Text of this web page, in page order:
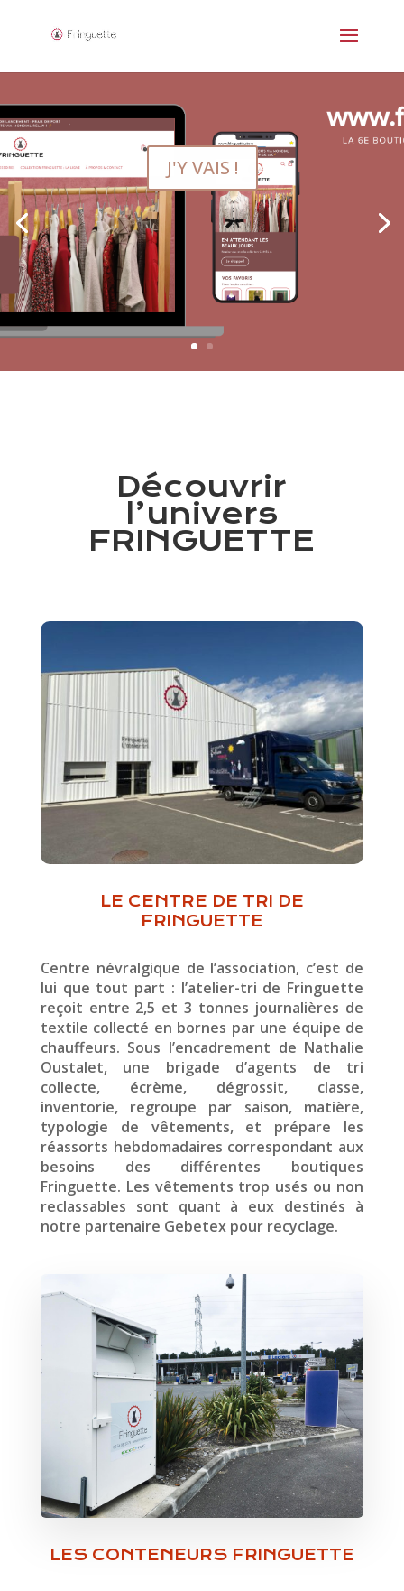
J'Y VAIS !
Découvrir
l’univers
FRINGUETTE
LE CENTRE DE TRI DE
FRINGUETTE
Centre névralgique de l’association, c’est de
lui que tout part : l’atelier-tri de Fringuette
reçoit entre 2,5 et 3 tonnes journalières de
textile collecté en bornes par une équipe de
chauffeurs. Sous l’encadrement de Nathalie
Oustalet, une brigade d’agents de tri
collecte, écrème, dégrossit, classe,
inventorie, regroupe par saison, matière,
typologie de vêtements, et prépare les
réassorts hebdomadaires correspondant aux
besoins des différentes boutiques
Fringuette. Les vêtements trop usés ou non
reclassables sont quant à eux destinés à
notre partenaire Gebetex pour recyclage.
LE CENTRE DE TRI
Lorem ipsum dolor sit amet,
consectetur adipisicing elit, sed do
eiusmod tempor incididunt ut
labore et dolore magna aliqua.
LES CONTENEURS FRINGUETTE